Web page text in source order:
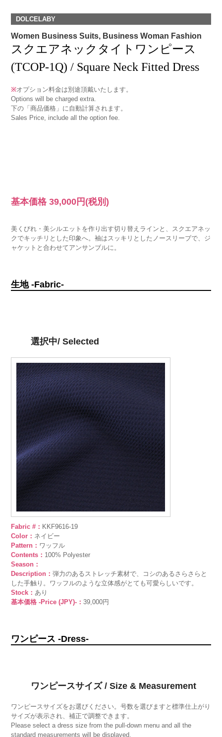
DOLCELABY
Women Business Suits, Business Woman Fashion
スクエアネックタイトワンピース
(TCOP-1Q) / Square Neck Fitted Dress
※オプション料金は別途頂戴いたします。
Options will be charged extra.
下の「商品価格」に自動計算されます。
Sales Price, include all the option fee.
基本価格39,000円 (税別)
美くびれ・美シルエットを作り出す切り替えラインと、スクエアネッ
クでキッチリとした印象へ。袖はスッキリとしたノースリーブで、ジ
ャケットと合わせてアンサンブルに。
生地 -Fabric-
選択中/ Selected
Fabric #： KKF9616-19
Color： ネイビー
Pattern： ワッフル
Contents： 100% Polyester
Season：
Description：弾力のあるストレッチ素材で、コシのあるさらさらと
した手触り。ワッフルのような立体感がとても可愛らしいです。
Stock：あり
基本価格 -Price (JPY)-：39,000円
ワンピース -Dress-
ワンピースサイズ / Size & Measurement
ワンピースサイズをお選びください。号数を選びますと標準仕上がり
サイズが表示され、補正で調整できます。
Please select a dress size from the pull-down menu and all the
standard measurements will be displayed.